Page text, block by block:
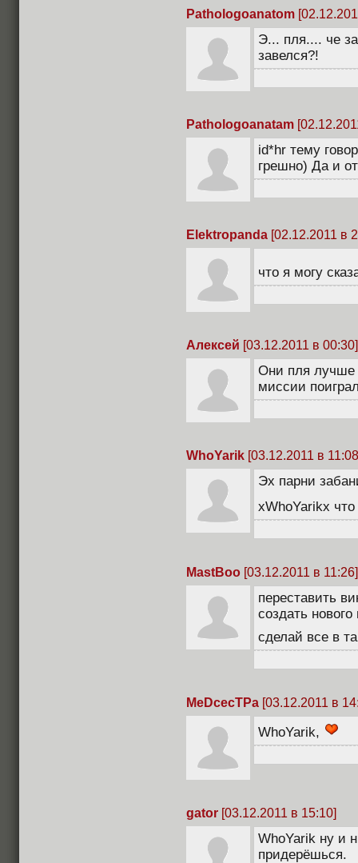
Pathologoanatom
Э... пля.... че
завелся?!
Pathologoanatam
id*hr тему
грешно) Да и
Elektropanda [02.12.2011 в
что я могу
Алексей [03.12.2011 в 00:30]
Они пля лучше
миссии
WhoYarik [03.12.2011 в
Эх парни
xWhoYarikx
MastBoo [03.12.2011 в 11:26]
переставить
создать
сделай все в
MeDcecTPa [03.12.2011 в
WhoYarik,
gator [03.12.2011 в 15:10]
WhoYarik ну и
придерёшься.